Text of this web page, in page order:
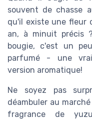
souvent de chasse
qu'il existe une fleur
an, à minuit précis
bougie, c'est un
parfumé - une
version aromatique!
Ne soyez pas
déambuler au
fragrance de